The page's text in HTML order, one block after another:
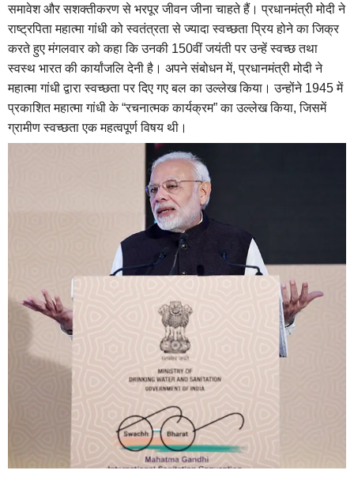
समावेश और सशक्तीकरण से भरपूर जीवन जीना चाहते हैं। प्रधानमंत्री मोदी ने
राष्ट्रपिता महात्मा गांधी को स्वतंत्रता से ज्यादा स्वच्छता प्रिय होने का जिक्र
करते हुए मंगलवार को कहा कि उनकी 150वीं जयंती पर उन्हें स्वच्छ तथा
स्वस्थ भारत की कार्यांजलि देनी है। अपने संबोधन में, प्रधानमंत्री मोदी ने
महात्मा गांधी द्वारा स्वच्छता पर दिए गए बल का उल्लेख किया। उन्होंने 1945 में
प्रकाशित महात्मा गांधी के “रचनात्मक कार्यक्रम” का उल्लेख किया, जिसमें
ग्रामीण स्वच्छता एक महत्वपूर्ण विषय थी।